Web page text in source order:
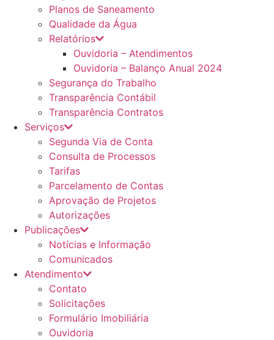
Planos de Saneamento
Qualidade da Água
Relatórios
Ouvidoria – Atendimentos
Ouvidoria – Balanço Anual 2024
Segurança do Trabalho
Transparência Contábil
Transparência Contratos
Serviços
Segunda Via de Conta
Consulta de Processos
Tarifas
Parcelamento de Contas
Aprovação de Projetos
Autorizações
Publicações
Notícias e Informação
Comunicados
Atendimento
Contato
Solicitações
Formulário Imobiliária
Ouvidoria